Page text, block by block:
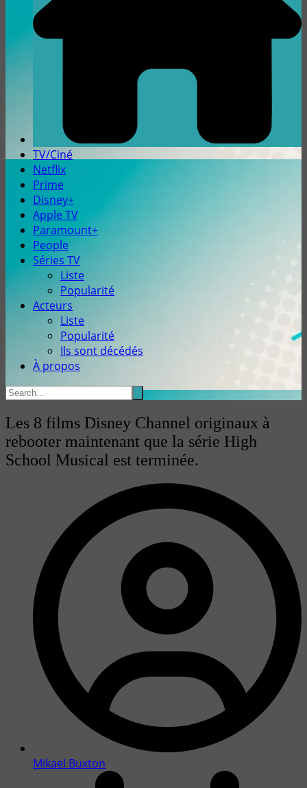
TV/Ciné
Netflix
Prime
Disney+
Apple TV
Paramount+
People
Séries TV
Liste
Popularité
Acteurs
Liste
Popularité
Ils sont décédés
À propos
Les 8 films Disney Channel originaux à
rebooter maintenant que la série High
School Musical est terminée.
Mikael Buxton